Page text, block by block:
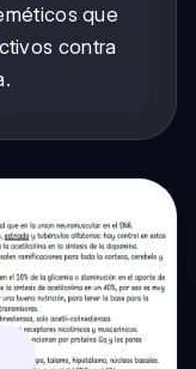
que
contra